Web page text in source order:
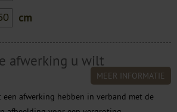
cm
afwerking u wilt
MEER INFORMATIE
een afwerking hebben in verband met de